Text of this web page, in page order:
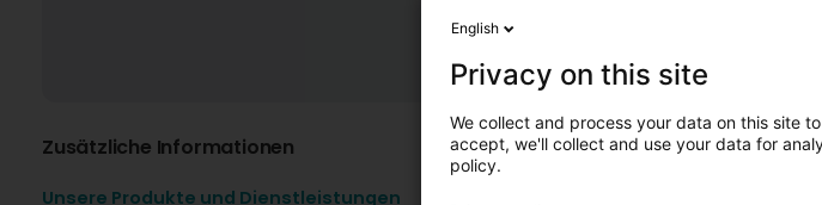
Zusätzliche Informationen
Unsere Produkte und Dienstleistungen
English
Privacy on this site
We collect and process your data on this site
accept, we'll collect and use your data for
policy.